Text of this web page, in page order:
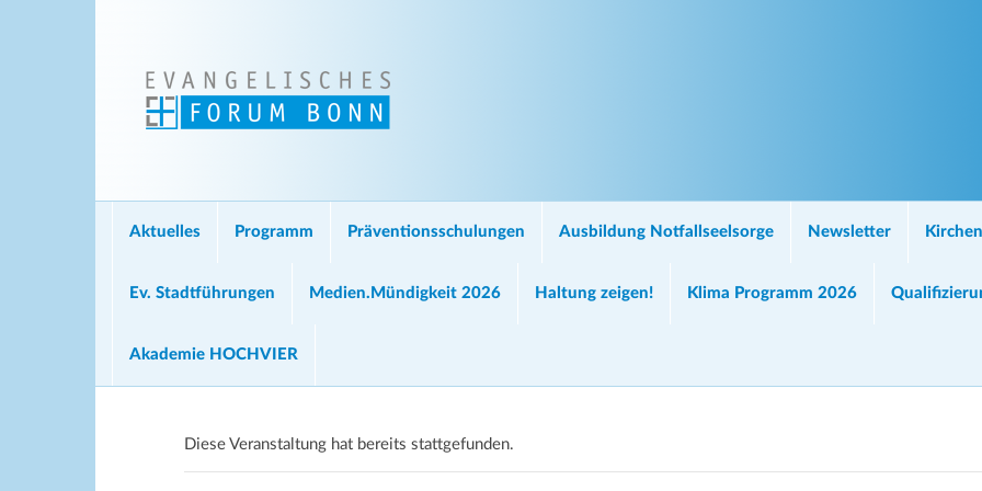
Aktuelles Programm Präventionsschulungen Ausbildung Notfallseelsorge Newsletter
Ev. Stadtführungen Medien.Mündigkeit 2026 Haltung zeigen! Klima Programm 2026
Akademie HOCHVIER
Diese Veranstaltung hat bereits stattgefunden.